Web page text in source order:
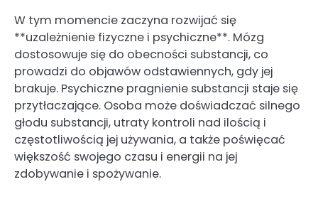
W tym momencie zaczyna rozwijać się
**uzależnienie fizyczne i psychiczne**. Mózg
dostosowuje się do obecności substancji, co
prowadzi do objawów odstawiennych, gdy jej
brakuje. Psychiczne pragnienie substancji staje się
przytłaczające. Osoba może doświadczać silnego
głodu substancji, utraty kontroli nad ilością i
częstotliwością jej używania, a także poświęcać
większość swojego czasu i energii na jej
zdobywanie i spożywanie.